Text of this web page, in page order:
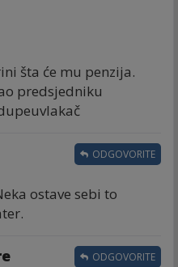
šta će mu penzija.
predsjedniku
ostave sebi to
ODGOVORITE
ODGOVORITE